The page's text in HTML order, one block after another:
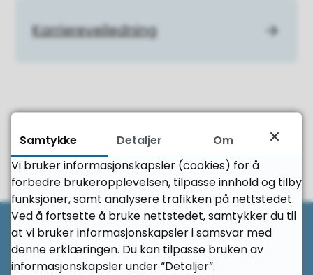
Karriereveiledning
Fant du det du leter etter?
Ja
Nei
Her finner du oss
Til
Samtykke Detaljer
Om
Vi bruker informasjonskapsler (cookies) for å
forbedre brukeropplevelsen, tilpasse innhold og tilby
funksjoner, samt analysere trafikken på nettstedet.
Ved å fortsette å bruke nettstedet, samtykker du til
at vi bruker informasjonskapsler i samsvar med
denne erklæringen. Du kan tilpasse bruken av
informasjonskapsler under “Detaljer”.